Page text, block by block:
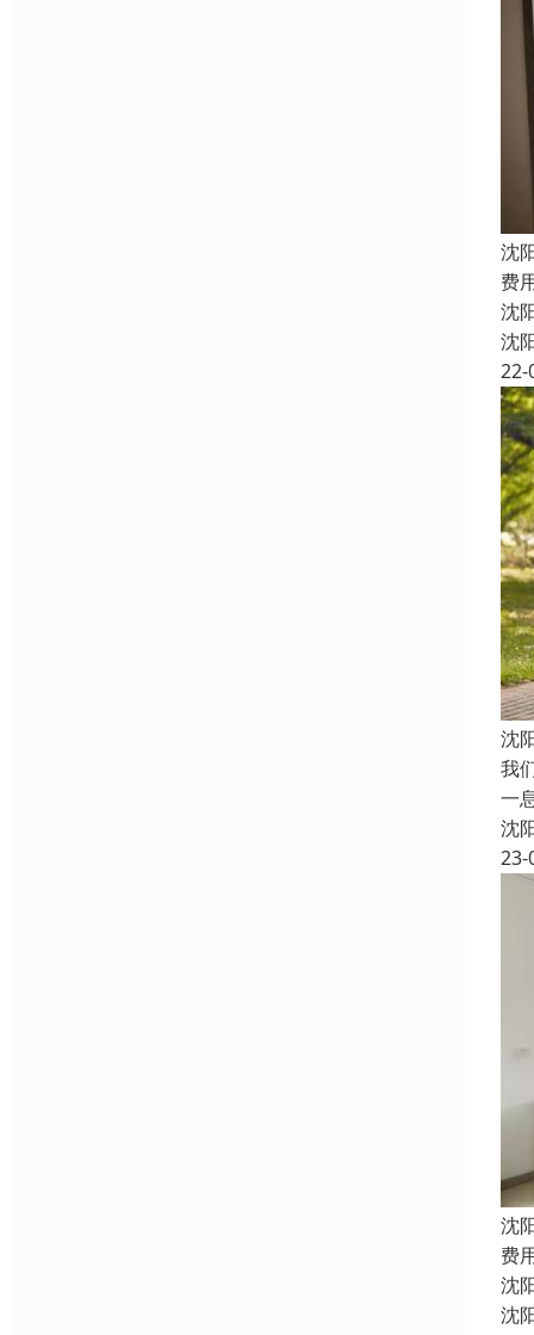
沈
费
沈
沈
22-
沈
我
一
沈
23-
沈
费
沈
沈